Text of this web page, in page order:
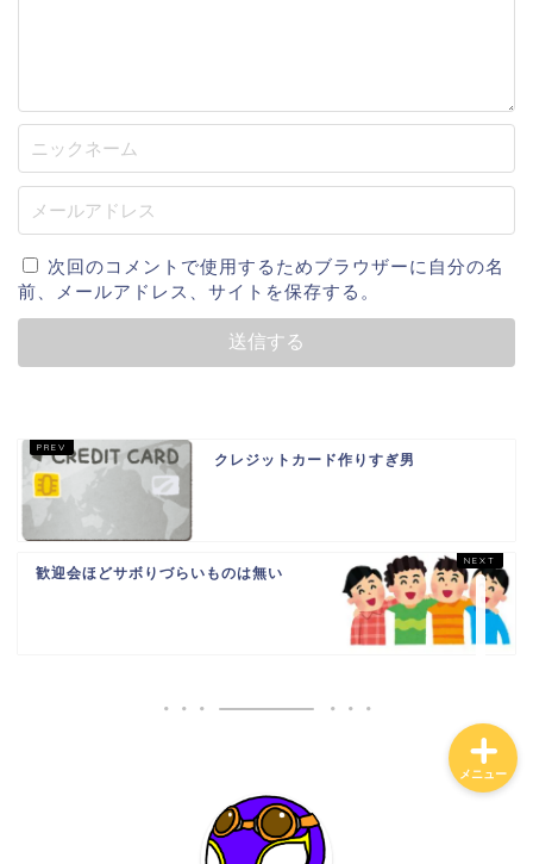
次回のコメントで使用するためブラウザーに自分の名
前、メールアドレス、サイトを保存する。
クレジットカード作りすぎ男
歓迎会ほどサボりづらいものは無い
メニュー
投資